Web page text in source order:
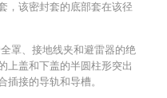
，该密封套的底部套在该径
罩、接地线夹和避雷器的绝
上盖和下盖的半圆柱形突出
插接的导轨和导槽。